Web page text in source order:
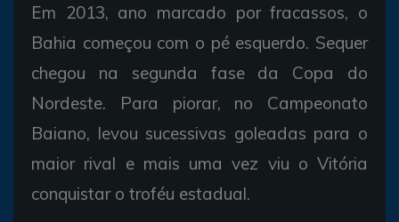
Em 2013, ano marcado por fracassos, o
Bahia começou com o pé esquerdo. Sequer
chegou na segunda fase da Copa do
Nordeste. Para piorar, no Campeonato
Baiano, levou sucessivas goleadas para o
maior rival e mais uma vez viu o Vitória
conquistar o troféu estadual.